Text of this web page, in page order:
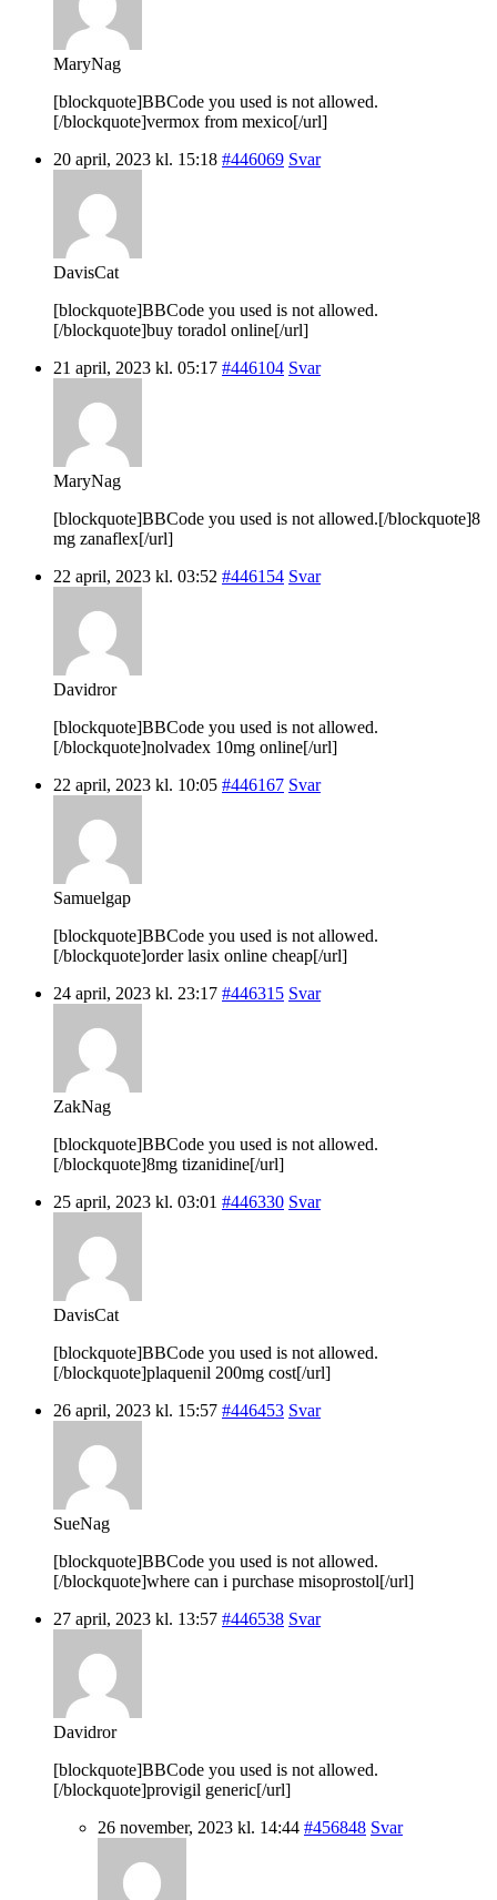
MaryNag
[blockquote]BBCode you used is not allowed.
[/blockquote]vermox from mexico[/url]
20 april, 2023 kl. 15:18 #446069 Svar
DavisCat
[blockquote]BBCode you used is not allowed.
[/blockquote]buy toradol online[/url]
21 april, 2023 kl. 05:17 #446104 Svar
MaryNag
[blockquote]BBCode you used is not allowed.[/blockquote]8
mg zanaflex[/url]
22 april, 2023 kl. 03:52 #446154 Svar
Davidror
[blockquote]BBCode you used is not allowed.
[/blockquote]nolvadex 10mg online[/url]
22 april, 2023 kl. 10:05 #446167 Svar
Samuelgap
[blockquote]BBCode you used is not allowed.
[/blockquote]order lasix online cheap[/url]
24 april, 2023 kl. 23:17 #446315 Svar
ZakNag
[blockquote]BBCode you used is not allowed.
[/blockquote]8mg tizanidine[/url]
25 april, 2023 kl. 03:01 #446330 Svar
DavisCat
[blockquote]BBCode you used is not allowed.
[/blockquote]plaquenil 200mg cost[/url]
26 april, 2023 kl. 15:57 #446453 Svar
SueNag
[blockquote]BBCode you used is not allowed.
[/blockquote]where can i purchase misoprostol[/url]
27 april, 2023 kl. 13:57 #446538 Svar
Davidror
[blockquote]BBCode you used is not allowed.
[/blockquote]provigil generic[/url]
26 november, 2023 kl. 14:44 #456848 Svar